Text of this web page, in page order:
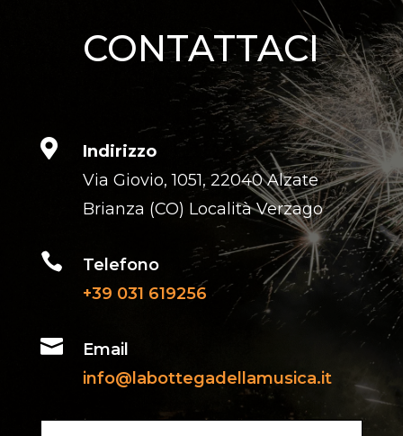
CONTATTACI

Indirizzo
Via Giovio, 1051, 22040 Alzate
Brianza (CO) Località Verzago

Telefono
+39 031 619256

Email
info@labottegadellamusica.it